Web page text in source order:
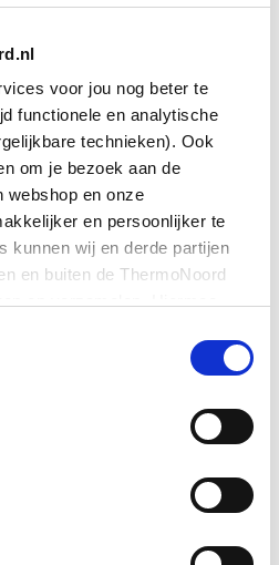
voor jou nog beter te
functionele en analytische
technieken). Ook
om je bezoek aan de
webshop en onze
en persoonlijker te
kunnen wij en derde partijen
en buiten de ThermoNoord
aan. We slaan je
M28 x 1,5
Haaks
Staartstuk/binnendraad
Nee
Zonder slagbegrenzer
Thermostatisch zonder
meer
, 35 KB
jpeg ,35 KB